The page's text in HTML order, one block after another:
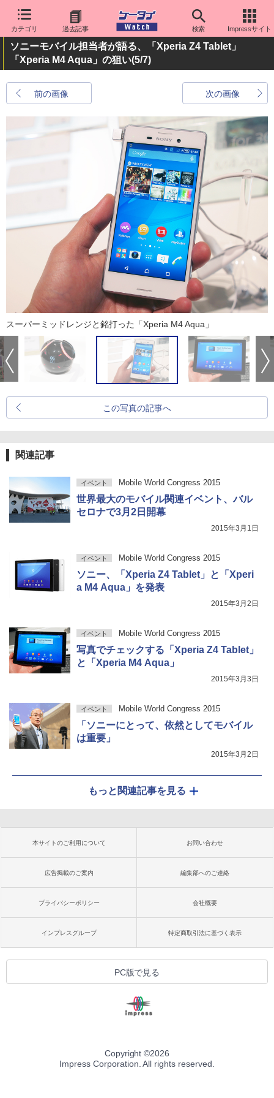
カテゴリ 過去記事 検索 Impressサイト
ソニーモバイル担当者が語る、「Xperia Z4 Tablet」
「Xperia M4 Aqua」の狙い(5/7)
前の画像 次の画像
スーパーミッドレンジと銘打った「Xperia M4 Aqua」
この写真の記事へ
関連記事
イベント Mobile World Congress 2015
世界最大のモバイル関連イベント、バル
セロナで3月2日開幕
2015年3月1日
イベント Mobile World Congress 2015
ソニー、「Xperia Z4 Tablet」と「Xperi
a M4 Aqua」を発表
2015年3月2日
イベント Mobile World Congress 2015
写真でチェックする「Xperia Z4 Tablet」
と「Xperia M4 Aqua」
2015年3月3日
イベント Mobile World Congress 2015
「ソニーにとって、依然としてモバイル
は重要」
2015年3月2日
もっと関連記事を見る
本サイトのご利用について お問い合わせ
広告掲載のご案内 編集部へのご連絡
プライバシーポリシー 会社概要
インプレスグループ 特定商取引法に基づく表示
PC版で見る
Copyright ©2026
Impress Corporation. All rights reserved.